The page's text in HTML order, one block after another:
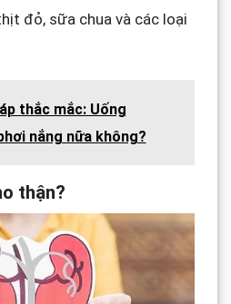
đỏ, sữa chua và các loại
thắc mắc: Uống
nắng nữa không?
thận?